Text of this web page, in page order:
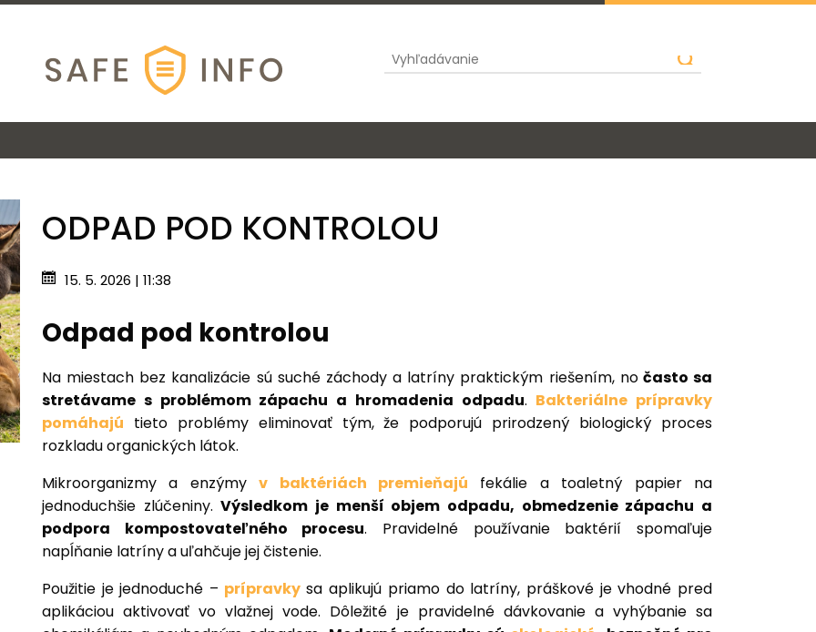
ODPAD POD KONTROLOU
15. 5. 2026 | 11:38
Odpad pod kontrolou
Na miestach bez kanalizácie sú suché záchody a latríny praktickým riešením, nočasto sa
stretávame s problémom zápachu a hromadenia odpadu. Bakteriálne prípravky
pomáhajú tieto problémy eliminovať tým, že podporujú prirodzený biologický proces
rozkladu organických látok.
Mikroorganizmy a enzýmyv baktériách premieňajú fekálie a toaletný papier na
jednoduchšie zlúčeniny.Výsledkom je menší objem odpadu, obmedzenie zápachu a
podpora kompostovateľného procesu. Pravidelné používanie baktérií spomaľuje
napĺňanie latríny a uľahčuje jej čistenie.
Použitie je jednoduché – prípravkysa aplikujú priamo do latríny, práškové je vhodné pred
aplikáciou aktivovať vo vlažnej vode. Dôležité je pravidelné dávkovanie a vyhýbanie sa